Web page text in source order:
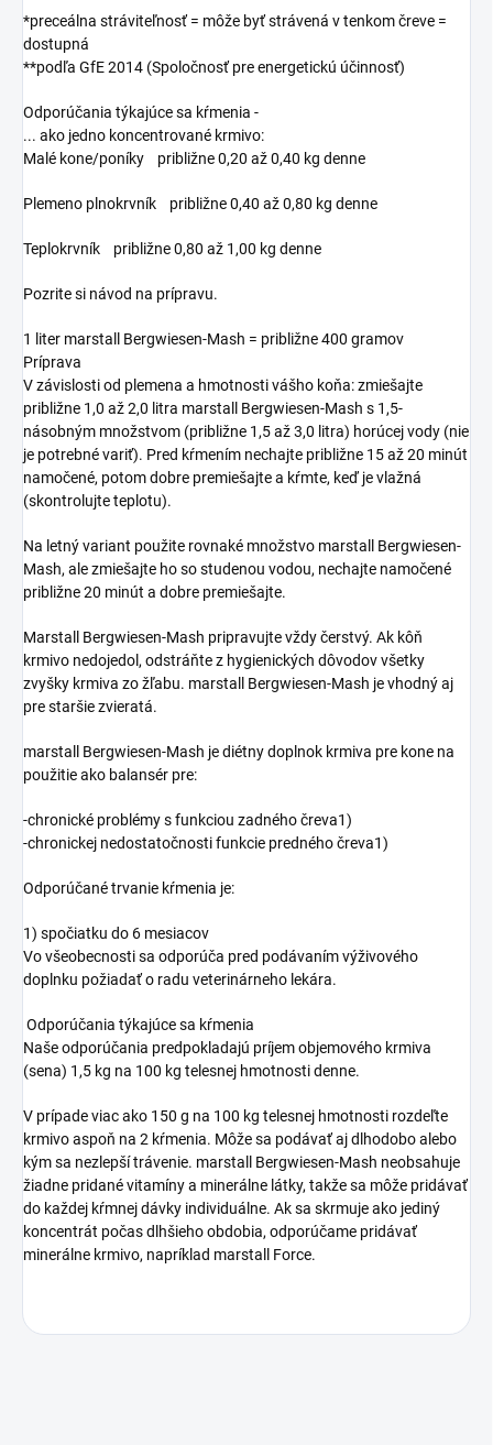
*preceálna stráviteľnosť = môže byť strávená v tenkom čreve =
dostupná
**podľa GfE 2014 (Spoločnosť pre energetickú účinnosť)
Odporúčania týkajúce sa kŕmenia -
... ako jedno koncentrované krmivo:
Malé kone/poníky približne 0,20 až 0,40 kg denne
Plemeno plnokrvník približne 0,40 až 0,80 kg denne
Teplokrvník približne 0,80 až 1,00 kg denne
Pozrite si návod na prípravu.
1 liter marstall Bergwiesen-Mash = približne 400 gramov
Príprava
V závislosti od plemena a hmotnosti vášho koňa: zmiešajte
približne 1,0 až 2,0 litra marstall Bergwiesen-Mash s 1,5-
násobným množstvom (približne 1,5 až 3,0 litra) horúcej vody (nie
je potrebné variť). Pred kŕmením nechajte približne 15 až 20 minút
namočené, potom dobre premiešajte a kŕmte, keď je vlažná
(skontrolujte teplotu).
Na letný variant použite rovnaké množstvo marstall Bergwiesen-
Mash, ale zmiešajte ho so studenou vodou, nechajte namočené
približne 20 minút a dobre premiešajte.
Marstall Bergwiesen-Mash pripravujte vždy čerstvý. Ak kôň
krmivo nedojedol, odstráňte z hygienických dôvodov všetky
zvyšky krmiva zo žľabu. marstall Bergwiesen-Mash je vhodný aj
pre staršie zvieratá.
marstall Bergwiesen-Mash je diétny doplnok krmiva pre kone na
použitie ako balansér pre:
-chronické problémy s funkciou zadného čreva1)
-chronickej nedostatočnosti funkcie predného čreva1)
Odporúčané trvanie kŕmenia je:
1) spočiatku do 6 mesiacov
Vo všeobecnosti sa odporúča pred podávaním výživového
doplnku požiadať o radu veterinárneho lekára.
Odporúčania týkajúce sa kŕmenia
Naše odporúčania predpokladajú príjem objemového krmiva
(sena) 1,5 kg na 100 kg telesnej hmotnosti denne.
V prípade viac ako 150 g na 100 kg telesnej hmotnosti rozdeľte
krmivo aspoň na 2 kŕmenia. Môže sa podávať aj dlhodobo alebo
kým sa nezlepší trávenie. marstall Bergwiesen-Mash neobsahuje
žiadne pridané vitamíny a minerálne látky, takže sa môže pridávať
do každej kŕmnej dávky individuálne. Ak sa skrmuje ako jediný
koncentrát počas dlhšieho obdobia, odporúčame pridávať
minerálne krmivo, napríklad marstall Force.